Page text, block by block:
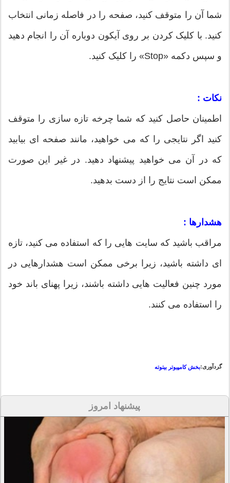
شما آن را متوقف کنید، صفحه را در فاصله زمانی انتخاب
کنید. با کلیک کردن بر روی آیکون دوباره آن را انجام دهید
و سپس دکمه «Stop» را کلیک کنید.
نکات :
اطمینان حاصل کنید که شما چرخه تازه سازی را متوقف
کنید اگر نتایجی را که می خواهید، مانند صفحه ای بیابید
که در آن می خواهید پیشنهاد دهید. در غیر این صورت
ممکن است نتایج را از دست بدهید.
هشدارها :
مراقب باشید که سایت هایی را که استفاده می کنید، تازه
ای داشته باشید، زیرا برخی ممکن است هشدارهایی در
مورد چنین فعالیت هایی داشته باشند، زیرا پهنای باند خود
را استفاده می کنند.
گردآوری:بخش کامپیوتر بیتوته
پیشنهاد امروز